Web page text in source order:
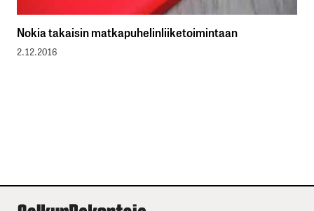
Nokia takaisin matkapuhelinliiketoimintaan
2.12.2016